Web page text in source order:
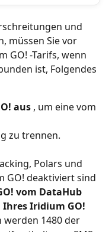
und
müssen Sie vor
GO! -Tarifs, wenn
ist, Folgendes
aus , um eine vom
zu trennen.
Polars und
GO! deaktiviert sind
vom DataHub
Ihres Iridium GO!
werden 1480 der